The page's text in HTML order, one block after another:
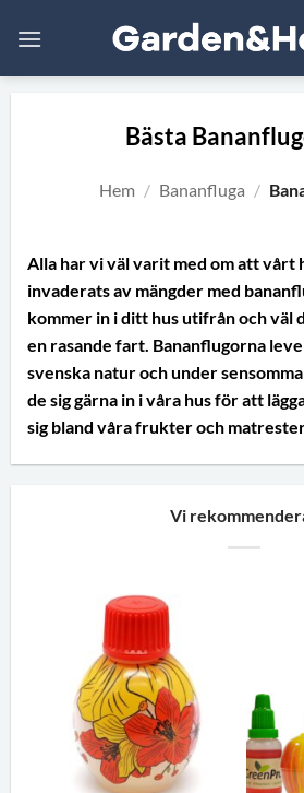
Bästa
Hem / Bananfluga /
Alla har vi väl varit med om att vårt
invaderats av mängder med
kommer in i ditt hus utifrån och väl
en rasande fart. Bananflugorna
svenska natur och under
de sig gärna in i våra hus för att
sig bland våra frukter och
Vi